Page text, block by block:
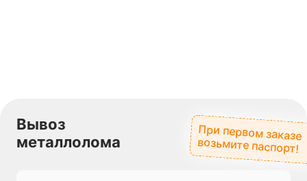
Вывоз
металлолома
При первом заказе
возьмите паспорт!